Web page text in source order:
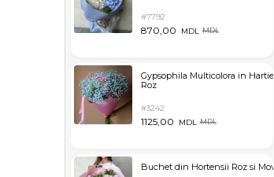
#7792
870,00 MDL MDL
Gypsophila Multicolora in Hartie
Roz
#3242
1125,00 MDL MDL
Buchet din Hortensii Roz si Mov